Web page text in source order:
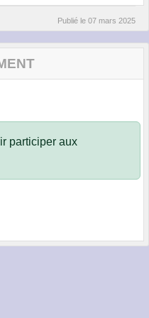
Publié le 07 mars 2025
participer aux